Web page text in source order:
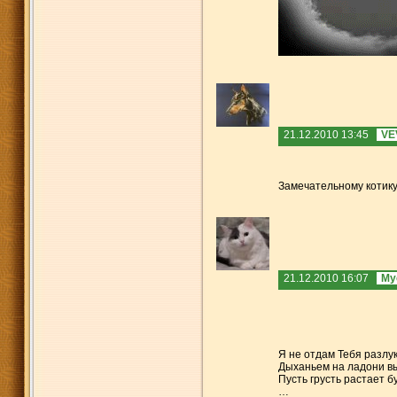
21.12.2010 13:45
Замечательному
21.12.2010 16:07
Я не отдам Тебя
Дыханьем на ладони
Пусть грусть растает
…